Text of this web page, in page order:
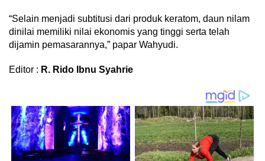
“Selain menjadi subtitusi dari produk keratom, daun nilam
dinilai memiliki nilai ekonomis yang tinggi serta telah
dijamin pemasarannya,” papar Wahyudi.
Editor : R. Rido Ibnu Syahrie